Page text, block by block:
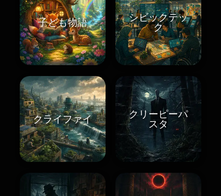
子ども物語
シビックテッ
ク
クライファイ
クリーピーパ
スタ